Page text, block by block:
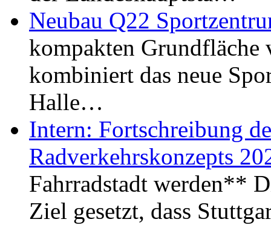
Neubau Q22
kompakten Grundfläche
kombiniert das neue
Halle…
Intern: Fortschreibung
Radverkehrskonzepts
Fahrradstadt werden**
Ziel gesetzt, dass